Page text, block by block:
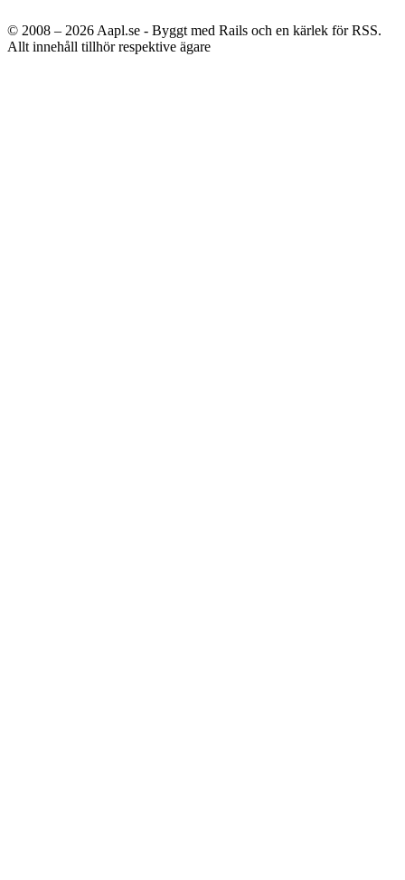
© 2008 – 2026 Aapl.se - Byggt med Rails och en kärlek för RSS.
Allt innehåll tillhör respektive ägare